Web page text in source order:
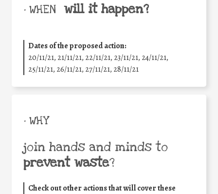
• WHEN will it happen?
Dates of the proposed action:
20/11/21, 21/11/21, 22/11/21, 23/11/21, 24/11/21,
25/11/21, 26/11/21, 27/11/21, 28/11/21
• WHY
join hands and minds to
prevent waste?
Check out other actions that will cover these